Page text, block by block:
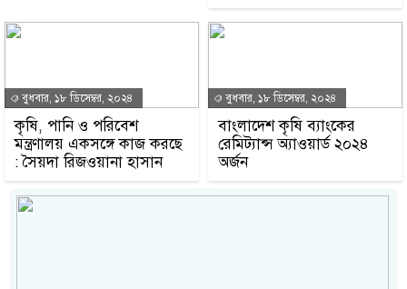
বুধবার, ১৮ ডিসেম্বর, ২০২৪
কৃষি, পানি ও পরিবেশ
মন্ত্রণালয় একসঙ্গে কাজ করছে
: সৈয়দা রিজওয়ানা হাসান
বুধবার, ১৮ ডিসেম্বর, ২০২৪
বাংলাদেশ কৃষি ব্যাংকের
রেমিট্যান্স অ্যাওয়ার্ড ২০২৪
অর্জন